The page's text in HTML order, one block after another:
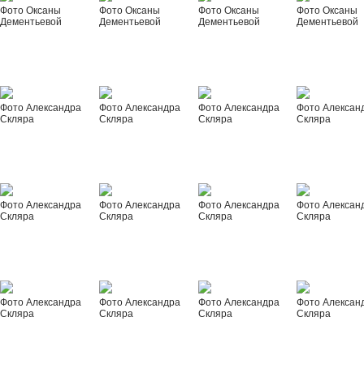
Фото Оксаны
Дементьевой
Фото Оксаны
Дементьевой
Фото Оксаны
Дементьевой
Фото Оксаны
Дементьевой
Фото Александра
Скляра
Фото Александра
Скляра
Фото Александра
Скляра
Фото
Скляра
Фото Александра
Скляра
Фото Александра
Скляра
Фото Александра
Скляра
Фото
Скляра
Фото Александра
Скляра
Фото Александра
Скляра
Фото Александра
Скляра
Фото
Скляра